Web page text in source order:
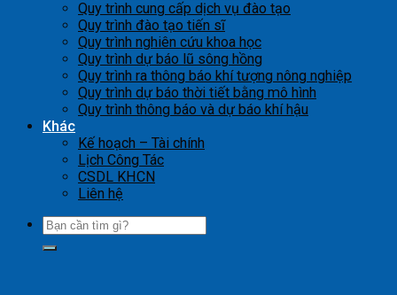
Quy trình cung cấp dịch vụ đào tạo
Quy trình đào tạo tiến sĩ
Quy trình nghiên cứu khoa học
Quy trình dự báo lũ sông hồng
Quy trình ra thông báo khí tượng nông nghiệp
Quy trình dự báo thời tiết bằng mô hình
Quy trình thông báo và dự báo khí hậu
Khác
Kế hoạch – Tài chính
Lịch Công Tác
CSDL KHCN
Liên hệ